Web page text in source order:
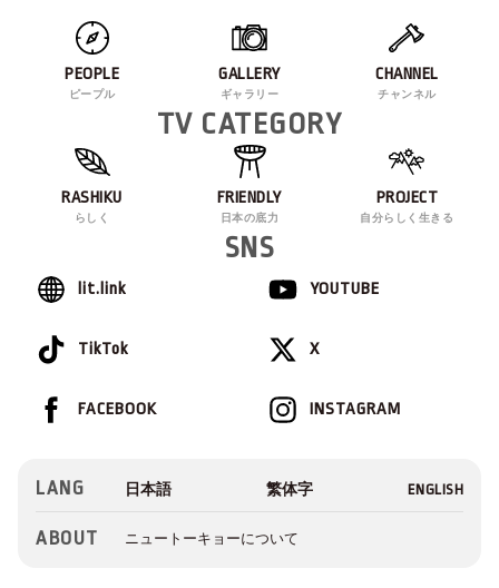
PEOPLE
ピープル
GALLERY
ギャラリー
CHANNEL
チャンネル
TV CATEGORY
RASHIKU
らしく
FRIENDLY
日本の底力
PROJECT
自分らしく生きる
SNS
lit.link YOUTUBE
TikTok X
INSTAGRAM
FACEBOOK
LANG
ABOUT ニュートーキョーについて